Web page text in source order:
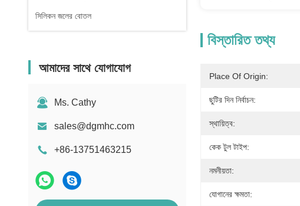
সিলিকন জলের বোতল
আমাদের সাথে যোগাযোগ
Ms. Cathy
sales@dgmhc.com
+86-13751463215
বিস্তারিত তথ্য
Place Of Origin:
ছুটির দিন নির্বাচন:
স্থায়িত্ব:
কেক টুল টাইপ:
নমনীয়তা:
যোগানের ক্ষমতা: